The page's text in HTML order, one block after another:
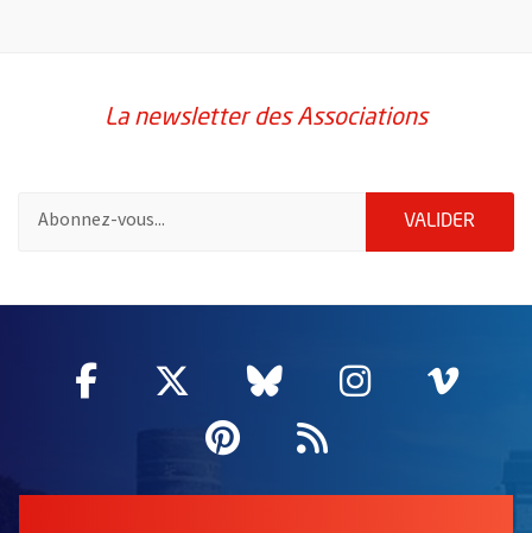
La newsletter des Associations
VALIDER
Facebook
, Ouvre une nouvelle fenêtre
Twitter
, Ouvre une nouvelle
Bluesky
, Ouvre une
Instagram
, Ouvre
,
Pinterest
, Ouvre une
Flux RSS